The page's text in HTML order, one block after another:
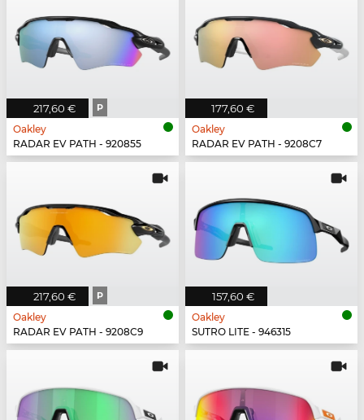
217,60 € P
Oakley
RADAR EV PATH - 920855
177,60 €
Oakley
RADAR EV PATH - 9208C7
217,60 € P
Oakley
RADAR EV PATH - 9208C9
157,60 €
Oakley
SUTRO LITE - 946315